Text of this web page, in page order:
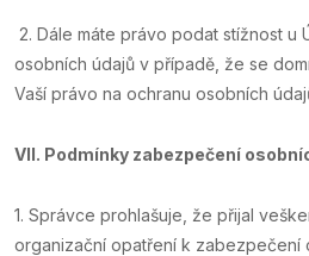
2. Dále máte právo podat stížnost u
osobních údajů v případě, že se
Vaší právo na ochranu osobních
VII. Podmínky zabezpečení
1. Správce prohlašuje, že přijal
organizační opatření k zabezpečení